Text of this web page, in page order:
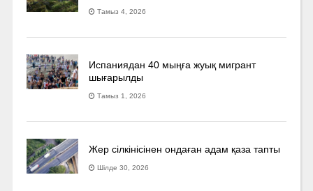
Тамыз 4, 2026
Испаниядан 40 мыңға жуық мигрант
шығарылды
Тамыз 1, 2026
Жер сілкінісінен ондаған адам қаза тапты
Шілде 30, 2026